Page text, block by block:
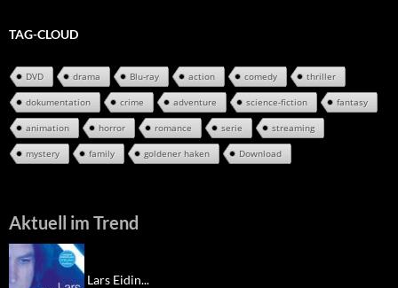
TAG-CLOUD
DVD drama Blu-ray action comedy thriller
dokumentation crime adventure science-fiction fantasy
animation horror romance serie streaming
mystery family goldener haken Download
Aktuell im Trend
Lars Eidin...